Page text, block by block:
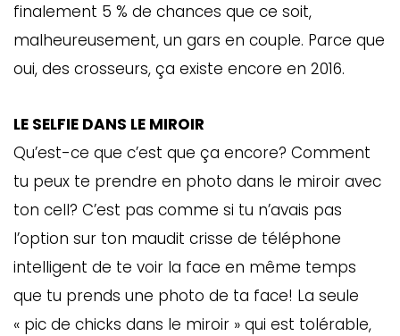
finalement 5 % de chances que ce soit,
malheureusement, un gars en couple. Parce que
oui, des crosseurs, ça existe encore en 2016.
LE SELFIE DANS LE MIROIR
Qu’est-ce que c’est que ça encore? Comment
tu peux te prendre en photo dans le miroir avec
ton cell? C’est pas comme si tu n’avais pas
l’option sur ton maudit crisse de téléphone
intelligent de te voir la face en même temps
que tu prends une photo de ta face! La seule
« pic de chicks dans le miroir » qui est tolérable,